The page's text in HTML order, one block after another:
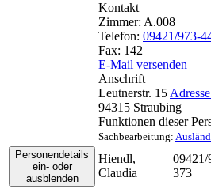
Kontakt
Zimmer: A.008
Telefon: 09421/973-
Fax: 142
E-Mail versenden
Anschrift
Leutnerstr. 15
94315 Straubing
Funktionen dieser
Sachbearbeitung:
Personendetails
ein- oder
ausblenden
Hiendl,
Claudia
09421/
373